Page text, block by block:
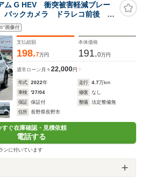
ム G HEV 衝突被害軽減ブレー
ックカメラ ドラレコ前後 ク
クリアランスソナー LEDヘ
プ オートライト バックフォ
画像付
支払総額
198.7万円
本体価格
191.0万円
通常ローン 月々22,000円
年式 2022年 走行 4.7万km
車検
'27/04 修復
なし
保証
保証付 整備
法定整備無
住所
長野県長野市
すぐ在庫確認・見積依頼
電話する
ンに付いています